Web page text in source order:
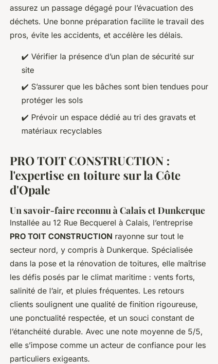
assurez un passage dégagé pour l’évacuation des
déchets. Une bonne préparation facilite le travail des
pros, évite les accidents, et accélère les délais.
✔️ Vérifier la présence d’un plan de sécurité sur
site
✔️ S’assurer que les bâches sont bien tendues pour
protéger les sols
✔️ Prévoir un espace dédié au tri des gravats et
matériaux recyclables
PRO TOIT CONSTRUCTION :
l'expertise en toiture sur la Côte
d'Opale
Un savoir-faire reconnu à Calais et Dunkerque
Installée au 12 Rue Becquerel à Calais, l’entreprise
PRO TOIT CONSTRUCTION rayonne sur tout le
secteur nord, y compris à Dunkerque. Spécialisée
dans la pose et la rénovation de toitures, elle maîtrise
les défis posés par le climat maritime : vents forts,
salinité de l’air, et pluies fréquentes. Les retours
clients soulignent une qualité de finition rigoureuse,
une ponctualité respectée, et un souci constant de
l’étanchéité durable. Avec une note moyenne de 5/5,
elle s’impose comme un acteur de confiance pour les
particuliers exigeants.